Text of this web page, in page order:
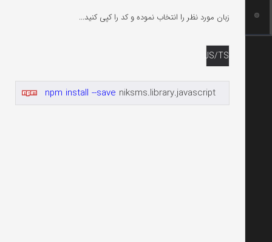
زبان مورد نظر را انتخاب نموده و کد را کپی کنید...
JS/TS
npm install --save niksms.library.javascript